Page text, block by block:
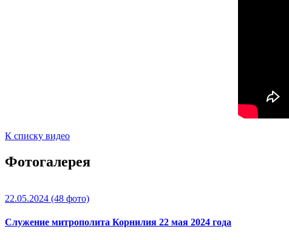
К списку видео
Фотогалерея
22.05.2024 (48 фото)
Служение митрополита Корнилия 22 мая 2024 года